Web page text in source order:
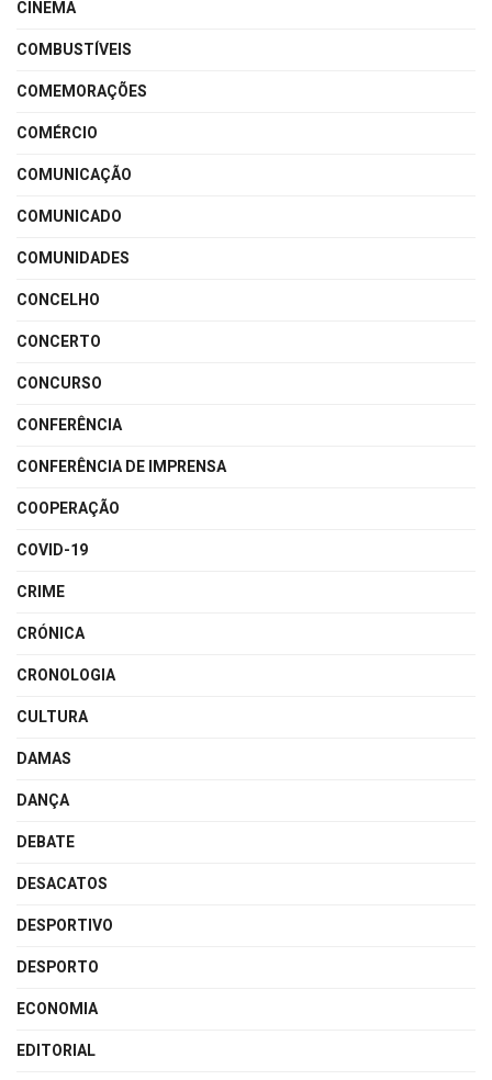
CINEMA
COMBUSTÍVEIS
COMEMORAÇÕES
COMÉRCIO
COMUNICAÇÃO
COMUNICADO
COMUNIDADES
CONCELHO
CONCERTO
CONCURSO
CONFERÊNCIA
CONFERÊNCIA DE IMPRENSA
COOPERAÇÃO
COVID-19
CRIME
CRÓNICA
CRONOLOGIA
CULTURA
DAMAS
DANÇA
DEBATE
DESACATOS
DESPORTIVO
DESPORTO
ECONOMIA
EDITORIAL